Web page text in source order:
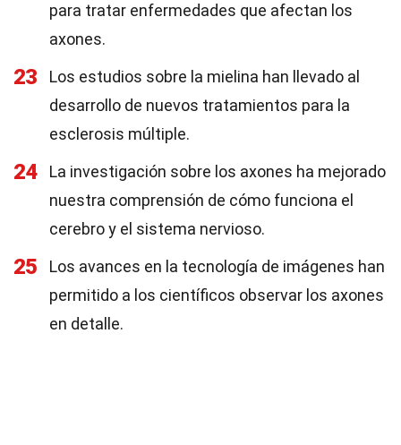
para tratar enfermedades que afectan los
axones.
23
Los estudios sobre la mielina han llevado al
desarrollo de nuevos tratamientos para la
esclerosis múltiple.
24
La investigación sobre los axones ha mejorado
nuestra comprensión de cómo funciona el
cerebro y el sistema nervioso.
25
Los avances en la tecnología de imágenes han
permitido a los científicos observar los axones
en detalle.